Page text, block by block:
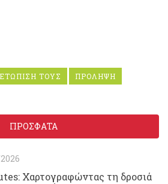
ΤΟΥΣ ΠΡΟΛΗΨΗ
ΠΡΟΣΦΑΤΑ
Χαρτογραφώντας τη δροσιά